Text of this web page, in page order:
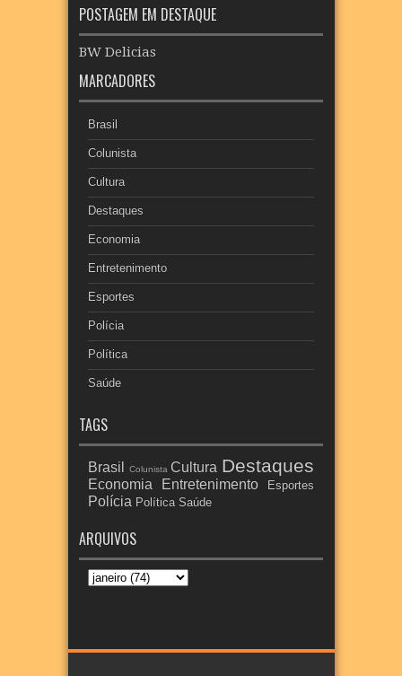
POSTAGEM EM DESTAQUE
BW Delicias
MARCADORES
Brasil
Colunista
Cultura
Destaques
Economia
Entretenimento
Esportes
Polícia
Política
Saúde
TAGS
Brasil Colunista Cultura Destaques
Economia Entretenimento Esportes
Polícia Política Saúde
ARQUIVOS